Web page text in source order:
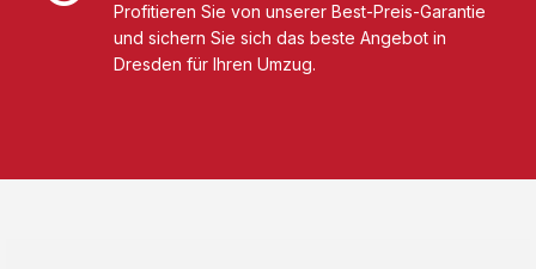
Profitieren Sie von unserer Best-Preis-Garantie
und sichern Sie sich das beste Angebot in
Dresden für Ihren Umzug.